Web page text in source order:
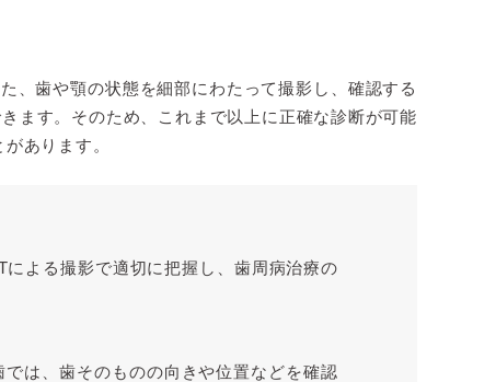
、歯や顎の状態を細部にわたって撮影し、確認する
ます。そのため、これまで以上に正確な診断が可能
あります。
よる撮影で適切に把握し、歯周病治療の
は、歯そのものの向きや位置などを確認